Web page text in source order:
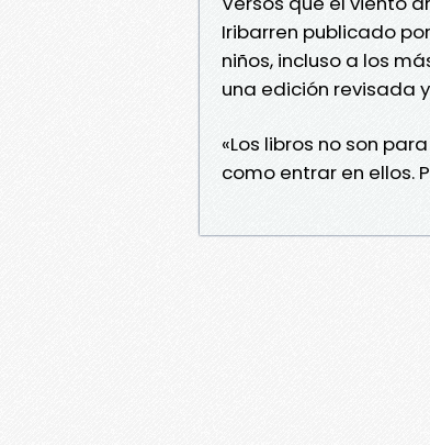
Iribarren publicado
niños, incluso a los
una edición revisada
«Los libros no son
como entrar en ellos.